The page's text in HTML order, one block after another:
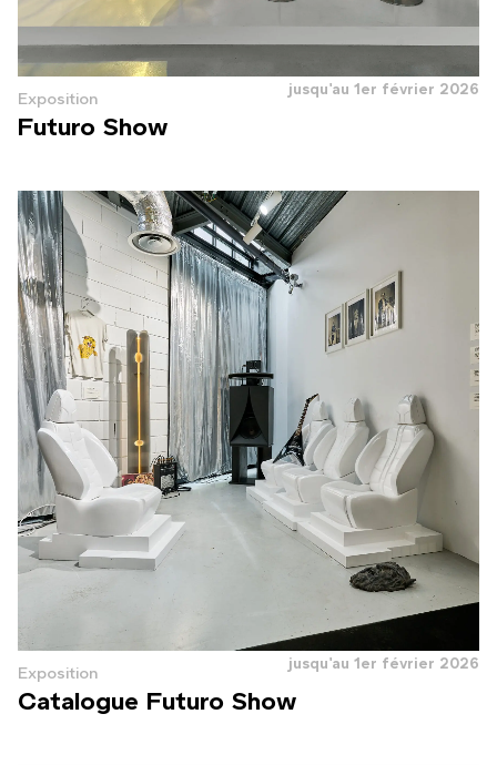
jusqu'au 1er février 2026
Exposition
Futuro Show
jusqu'au 1er février 2026
Exposition
Catalogue Futuro Show